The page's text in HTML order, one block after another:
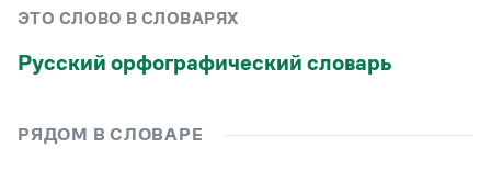
Словари русского языка как государственного
Словарь русских имён
Словарь методических терминов
(1956)
ЭТО СЛОВО В СЛОВАРЯХ
Русский орфографический словарь
РЯДОМ В СЛОВАРЕ